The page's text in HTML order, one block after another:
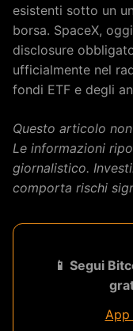
esistenti sotto un
borsa. SpaceX,
disclosure
ufficialmente nel
fondi ETF e degli
Questo articolo
Le informazioni
giornalistico.
comporta rischi
📱 Segui
App